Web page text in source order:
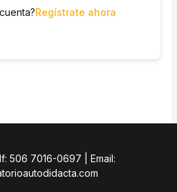
Regístrate ahora
506 7016-0697 | Email: